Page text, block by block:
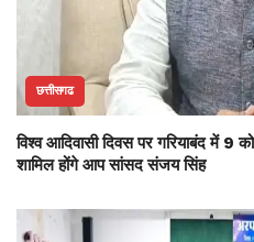
छत्तीसगढ
विश्व आदिवासी दिवस पर गरियाबंद में 9
शामिल होंगे आप सांसद संजय सिंह